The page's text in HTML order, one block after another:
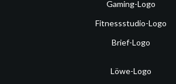
Gaming-Logo
Fitnessstudio-Logo
Brief-Logo
Löwe-Logo